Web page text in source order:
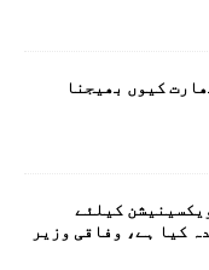
کیوں بھیجنا
کیلئے
وعدہ کیا ہے، وفاقی وزیر